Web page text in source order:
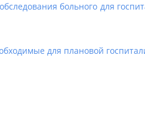
больного для
для плановой